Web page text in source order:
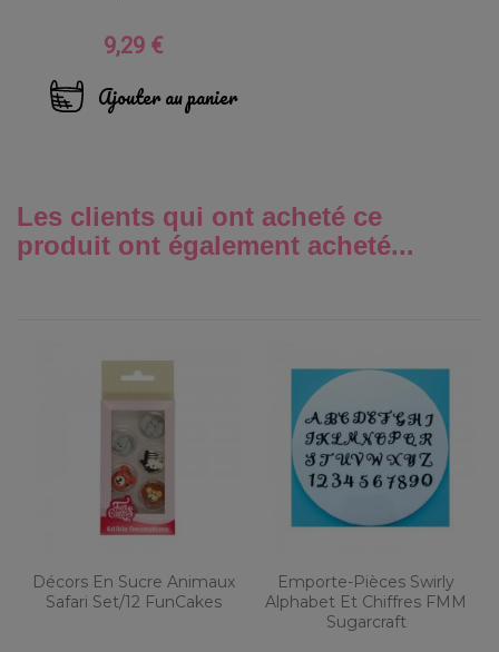
Prix
9,29 €
Ajouter au panier
Les clients qui ont acheté ce
produit ont également acheté...
Décors En Sucre Animaux
Safari Set/12 FunCakes
Emporte-Pièces Swirly
Alphabet Et Chiffres FMM
Sugarcraft